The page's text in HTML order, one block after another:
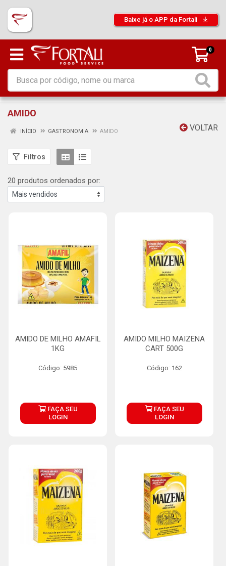
Baixe já o APP da Fortali
0
AMIDO
VOLTAR
INÍCIO GASTRONOMIA AMIDO
Filtros
20 produtos ordenados por:
AMIDO DE MILHO AMAFIL
1KG
Código: 5985
FAÇA SEU
LOGIN
AMIDO MILHO MAIZENA
CART 500G
Código: 162
FAÇA SEU
LOGIN